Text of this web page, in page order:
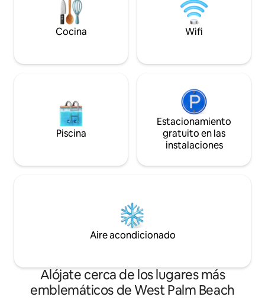
cafés, restaurantes y del Museo Norton.
A pocos minutos de playas, campos de
golf y un parque familiar con canchas de
negocios.
inflable, lo que
privacidad y un
primer nivel.
Cocina Wifi
Piscina
Estacionamiento
gratuito en las
instalaciones
Aire acondicionado
Alójate cerca de los lugares más
emblemáticos de West Palm Beach